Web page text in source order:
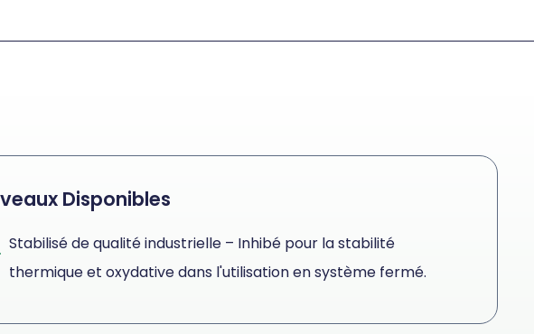
Disponibles
Stabilisé de qualité industrielle – Inhibé pour la stabilité
thermique et oxydative dans l'utilisation en système fermé.